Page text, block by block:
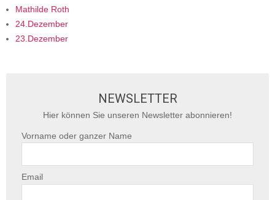
Mathilde Roth
24.Dezember
23.Dezember
NEWSLETTER
Hier können Sie unseren Newsletter abonnieren!
Vorname oder ganzer Name
Email